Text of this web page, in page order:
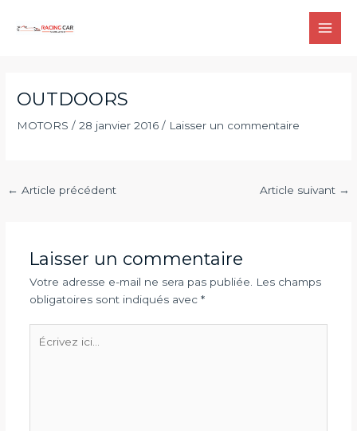
OUTDOORS
MOTORS /28 janvier 2016/ Laisser un commentaire
Navigation
← Article précédent Article suivant →
Laisser un commentaire
Votre adresse e-mail ne sera pas publiée.
Les champs
obligatoires sont indiqués avec *
ici…